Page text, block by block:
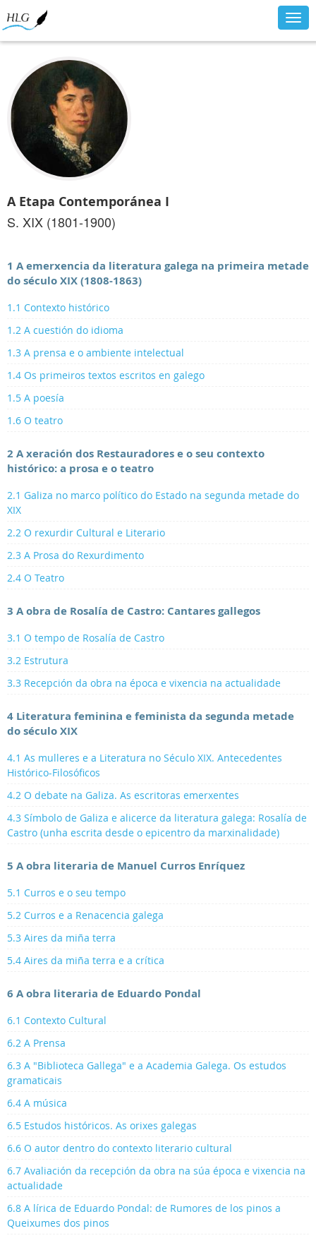
A Etapa Contemporánea I
S. XIX (1801-1900)
1 A emerxencia da literatura galega na primeira metade
do século XIX (1808-1863)
1.1 Contexto histórico
1.2 A cuestión do idioma
1.3 A prensa e o ambiente intelectual
1.4 Os primeiros textos escritos en galego
1.5 A poesía
1.6 O teatro
2 A xeración dos Restauradores e o seu contexto
histórico: a prosa e o teatro
2.1 Galiza no marco político do Estado na segunda metade do
XIX
2.2 O rexurdir Cultural e Literario
2.3 A Prosa do Rexurdimento
2.4 O Teatro
3 A obra de Rosalía de Castro: Cantares gallegos
3.1 O tempo de Rosalía de Castro
3.2 Estrutura
3.3 Recepción da obra na época e vixencia na actualidade
4 Literatura feminina e feminista da segunda metade
do século XIX
4.1 As mulleres e a Literatura no Século XIX. Antecedentes
Histórico-Filosóficos
4.2 O debate na Galiza. As escritoras emerxentes
4.3 Símbolo de Galiza e alicerce da literatura galega: Rosalía de
Castro (unha escrita desde o epicentro da marxinalidade)
5 A obra literaria de Manuel Curros Enríquez
5.1 Curros e o seu tempo
5.2 Curros e a Renacencia galega
5.3 Aires da miña terra
5.4 Aires da miña terra e a crítica
6 A obra literaria de Eduardo Pondal
6.1 Contexto Cultural
6.2 A Prensa
6.3 A "Biblioteca Gallega" e a Academia Galega. Os estudos
gramaticais
6.4 A música
6.5 Estudos históricos. As orixes galegas
6.6 O autor dentro do contexto literario cultural
6.7 Avaliación da recepción da obra na súa época e vixencia na
actualidade
6.8 A lírica de Eduardo Pondal: de Rumores de los pinos a
Queixumes dos pinos